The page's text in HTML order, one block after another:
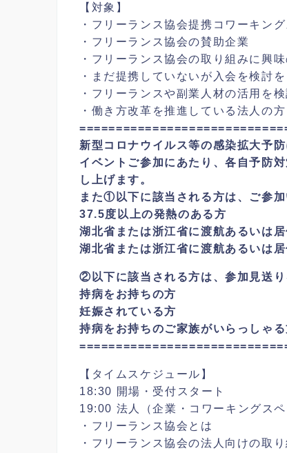
【対象】
・フリーランス協会提携コワーキン
・フリーランス協会の賛助企業
・フリーランス協会の取り組みに興
・まだ提携していないが入会を検討
・フリーランスや副業人材の活用を
・働き方改革を推進している法人の方
新型コロナウイルス等の感染拡大予
イベントご参加にあたり、各自予防
し上げます。
また①以下に該当される方は、ご参
37.5度以上の発熱のある方
湖北省または浙江省に渡航あるいは
湖北省または浙江省に渡航あるいは
②以下に該当される方は、参加見送り
持病をお持ちの方
妊娠されている方
持病をお持ちのご家族がいらっしゃる
【タイムスケジュール】
18:30 開場・受付スタート
19:00 法人（企業・コワーキングス
・フリーランス協会とは
・フリーランス協会の法人向けの取